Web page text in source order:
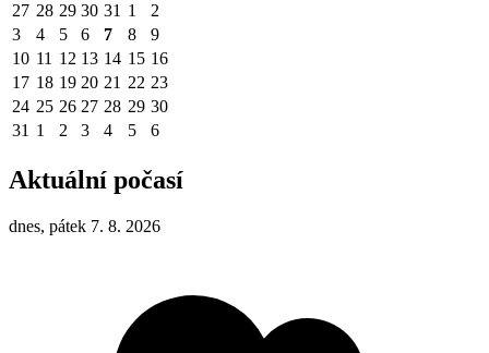
27 28 29 30 31 1
2
3
4 5 6 7 8
9
10 11 12 13 14 15 16
17 18 19 20 21 22 23
24 25 26 27 28 29 30
31 1 2 3 4 5 6
Aktuální počasí
dnes, pátek 7. 8. 2026